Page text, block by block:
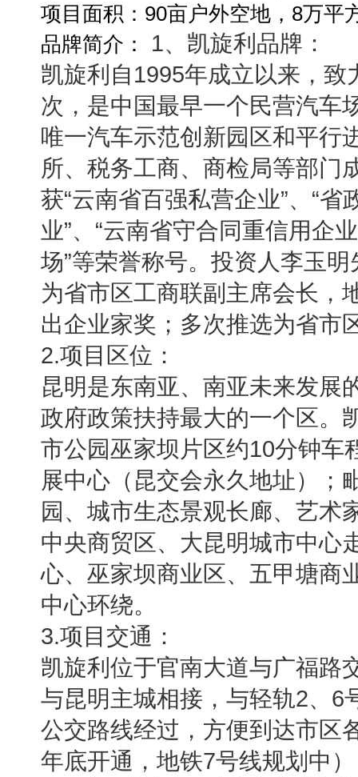
项目面积：90亩户外空地，8万平
品牌简介：
1、凯旋利品牌：
凯旋利自1995年成立以来，
次，是中国最早一个民营汽车
唯一汽车示范创新园区和平行
所、税务工商、商检局等部门
获“云南省百强私营企业”、“
业”、“云南省守合同重信用企
场”等荣誉称号。 投资人李玉明
为省市区工商联副主席会长，
出企业家奖；多次推选为省市
2.项目区位：
昆明是东南亚、南亚未来发展
政府政策扶持最大的一个区。
市公园巫家坝片区约10分钟车
展中心（昆交会永久地址）；
园、城市生态景观长廊、艺术
中央商贸区、大昆明城市中心
心、巫家坝商业区、五甲塘商
中心环绕。
3.项目交通：
凯旋利位于官南大道与广福路
与昆明主城相接，与轻轨2、6
公交路线经过，方便到达市区
年底开通，地铁7号线规划中